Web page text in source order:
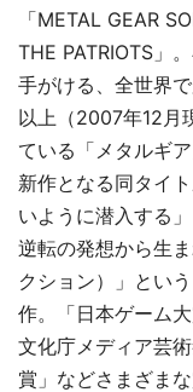
「METAL GEAR
THE PATRIOTS」
手がける、全世界
以上（2007年12月
ている「メタルギ
新作となる同タイ
いように潜入する
逆転の発想から生
クション）」とい
作。「日本ゲーム
文化庁メディア芸
賞」などさまざま